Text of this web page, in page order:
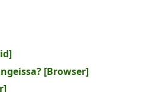
[Browser]